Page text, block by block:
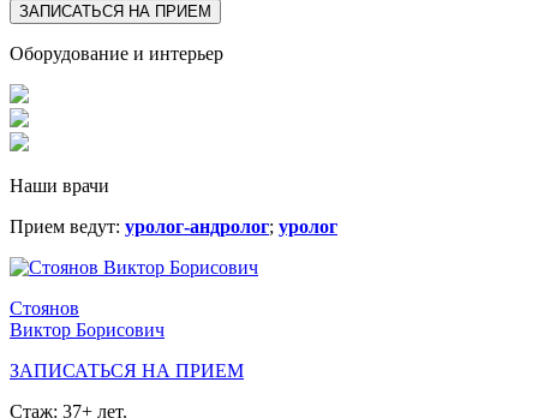
ЗАПИСАТЬСЯ НА ПРИЕМ
Оборудование и интерьер
Наши врачи
Прием ведут: уролог-андролог; уролог
Стоянов
Виктор Борисович
ЗАПИСАТЬСЯ НА ПРИЕМ
Стаж: 37+ лет.